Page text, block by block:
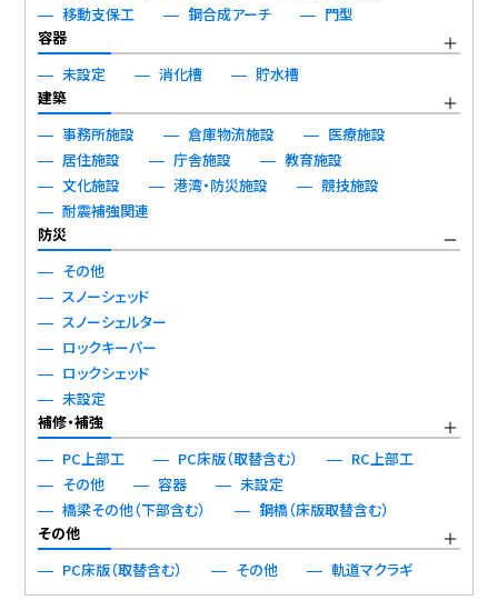
移動支保工
鋼合成アーチ
門型
容器
未設定
消化槽
貯水槽
建築
事務所施設
倉庫物流施設
医療施設
居住施設
庁舎施設
教育施設
文化施設
港湾・防災施設
競技施設
耐震補強関連
防災
その他
スノーシェッド
スノーシェルター
ロックキーパー
ロックシェッド
未設定
補修・補強
PC上部工
PC床版（取替含む）
RC上部工
その他
容器
未設定
橋梁その他（下部含む）
鋼橋（床版取替含む）
その他
PC床版（取替含む）
その他 軌道マクラギ